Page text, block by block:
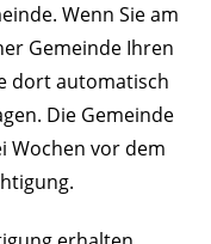
Wenn Sie am
Gemeinde Ihren
dort automatisch
Die Gemeinde
Wochen vor dem